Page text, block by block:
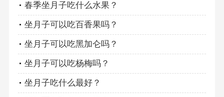
春季坐月子吃什么水果？
坐月子可以吃百香果吗？
坐月子可以吃黑加仑吗？
坐月子可以吃杨梅吗？
坐月子吃什么最好？